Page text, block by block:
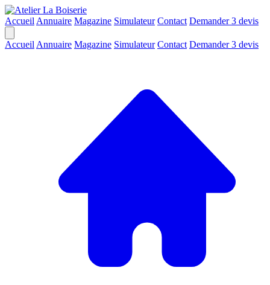
Accueil Annuaire Magazine Simulateur Contact Demander 3 devis
Accueil Annuaire Magazine Simulateur Contact Demander 3 devis